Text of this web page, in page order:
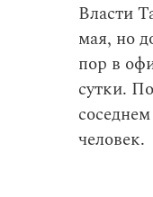
Власти
мая, но
пор в
сутки.
человек.